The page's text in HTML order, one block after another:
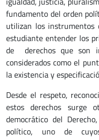
fundamento del orden
utilizan los instrumentos
estudiante entender los
de derechos que son
considerados como el
la existencia y
Desde el respeto,
estos derechos surge
democrático del
político, uno de